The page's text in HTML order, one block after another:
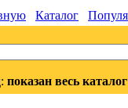
Каталог
показан весь каталог